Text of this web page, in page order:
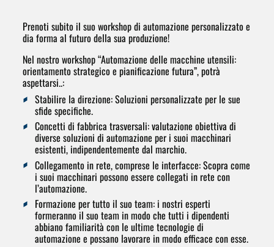
Prenoti subito il suo workshop di automazione personalizzato e
dia forma al futuro della sua produzione!
Nel nostro workshop “Automazione delle macchine utensili:
orientamento strategico e pianificazione futura”, potrà
aspettarsi..:
Stabilire la direzione:Soluzioni personalizzate per le sue
sfide specifiche.
Concetti di fabbrica trasversali:valutazione obiettiva di
diverse soluzioni di automazione per i suoi macchinari
esistenti, indipendentemente dal marchio.
Collegamento in rete, comprese le interfacce:Scopra come
i suoi macchinari possono essere collegati in rete con
l’automazione.
Formazione per tutto il suo team:i nostri esperti
formeranno il suo team in modo che tutti i dipendenti
abbiano familiarità con le ultime tecnologie di
automazione e possano lavorare in modo efficace con esse.